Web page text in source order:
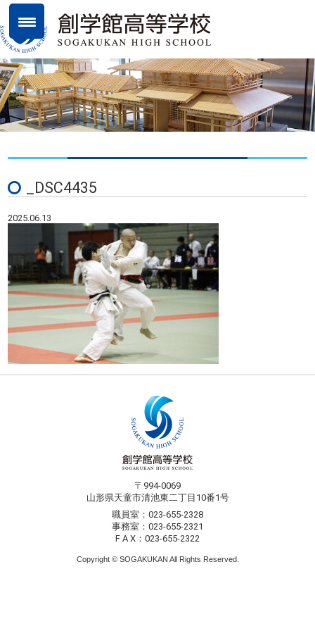
_DSC4435
2025.06.13
〒994-0069
山形県天童市清池東二丁目10番1号
職員室：023-655-2328
事務室：023-655-2321
F A X：023-655-2322
Copyright © SOGAKUKAN All Rights Reserved.